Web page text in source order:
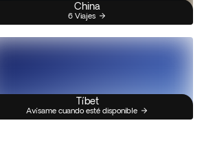
China
6 Viajes
Tíbet
Avísame cuando esté disponible